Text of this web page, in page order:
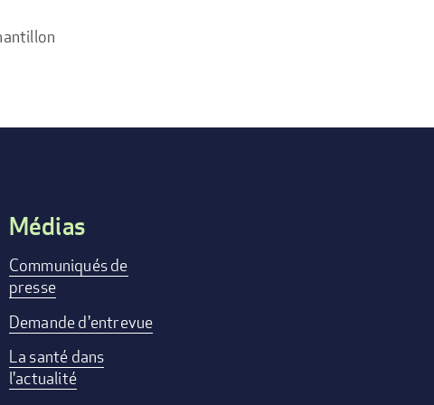
Médias
Communiqués de
presse
Demande d'entrevue
La santé dans
l'actualité